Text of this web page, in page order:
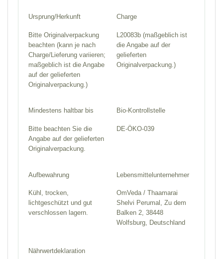
Ursprung/Herkunft
Bitte Originalverpackung
beachten (kann je nach
Charge/Lieferung variieren;
maßgeblich ist die Angabe
auf der gelieferten
Originalverpackung.)
Charge
L20083b (maßgeblich ist
die Angabe auf der
gelieferten
Originalverpackung.)
Mindestens haltbar bis
Bitte beachten Sie die
Angabe auf der gelieferten
Originalverpackung.
Bio-Kontrollstelle
DE-ÖKO-039
Aufbewahrung
Kühl, trocken,
lichtgeschützt und gut
verschlossen lagern.
Lebensmittelunternehmer
OmVeda / Thaamarai
Shelvi Perumal, Zu dem
Balken 2, 38448
Wolfsburg, Deutschland
Nährwertdeklaration